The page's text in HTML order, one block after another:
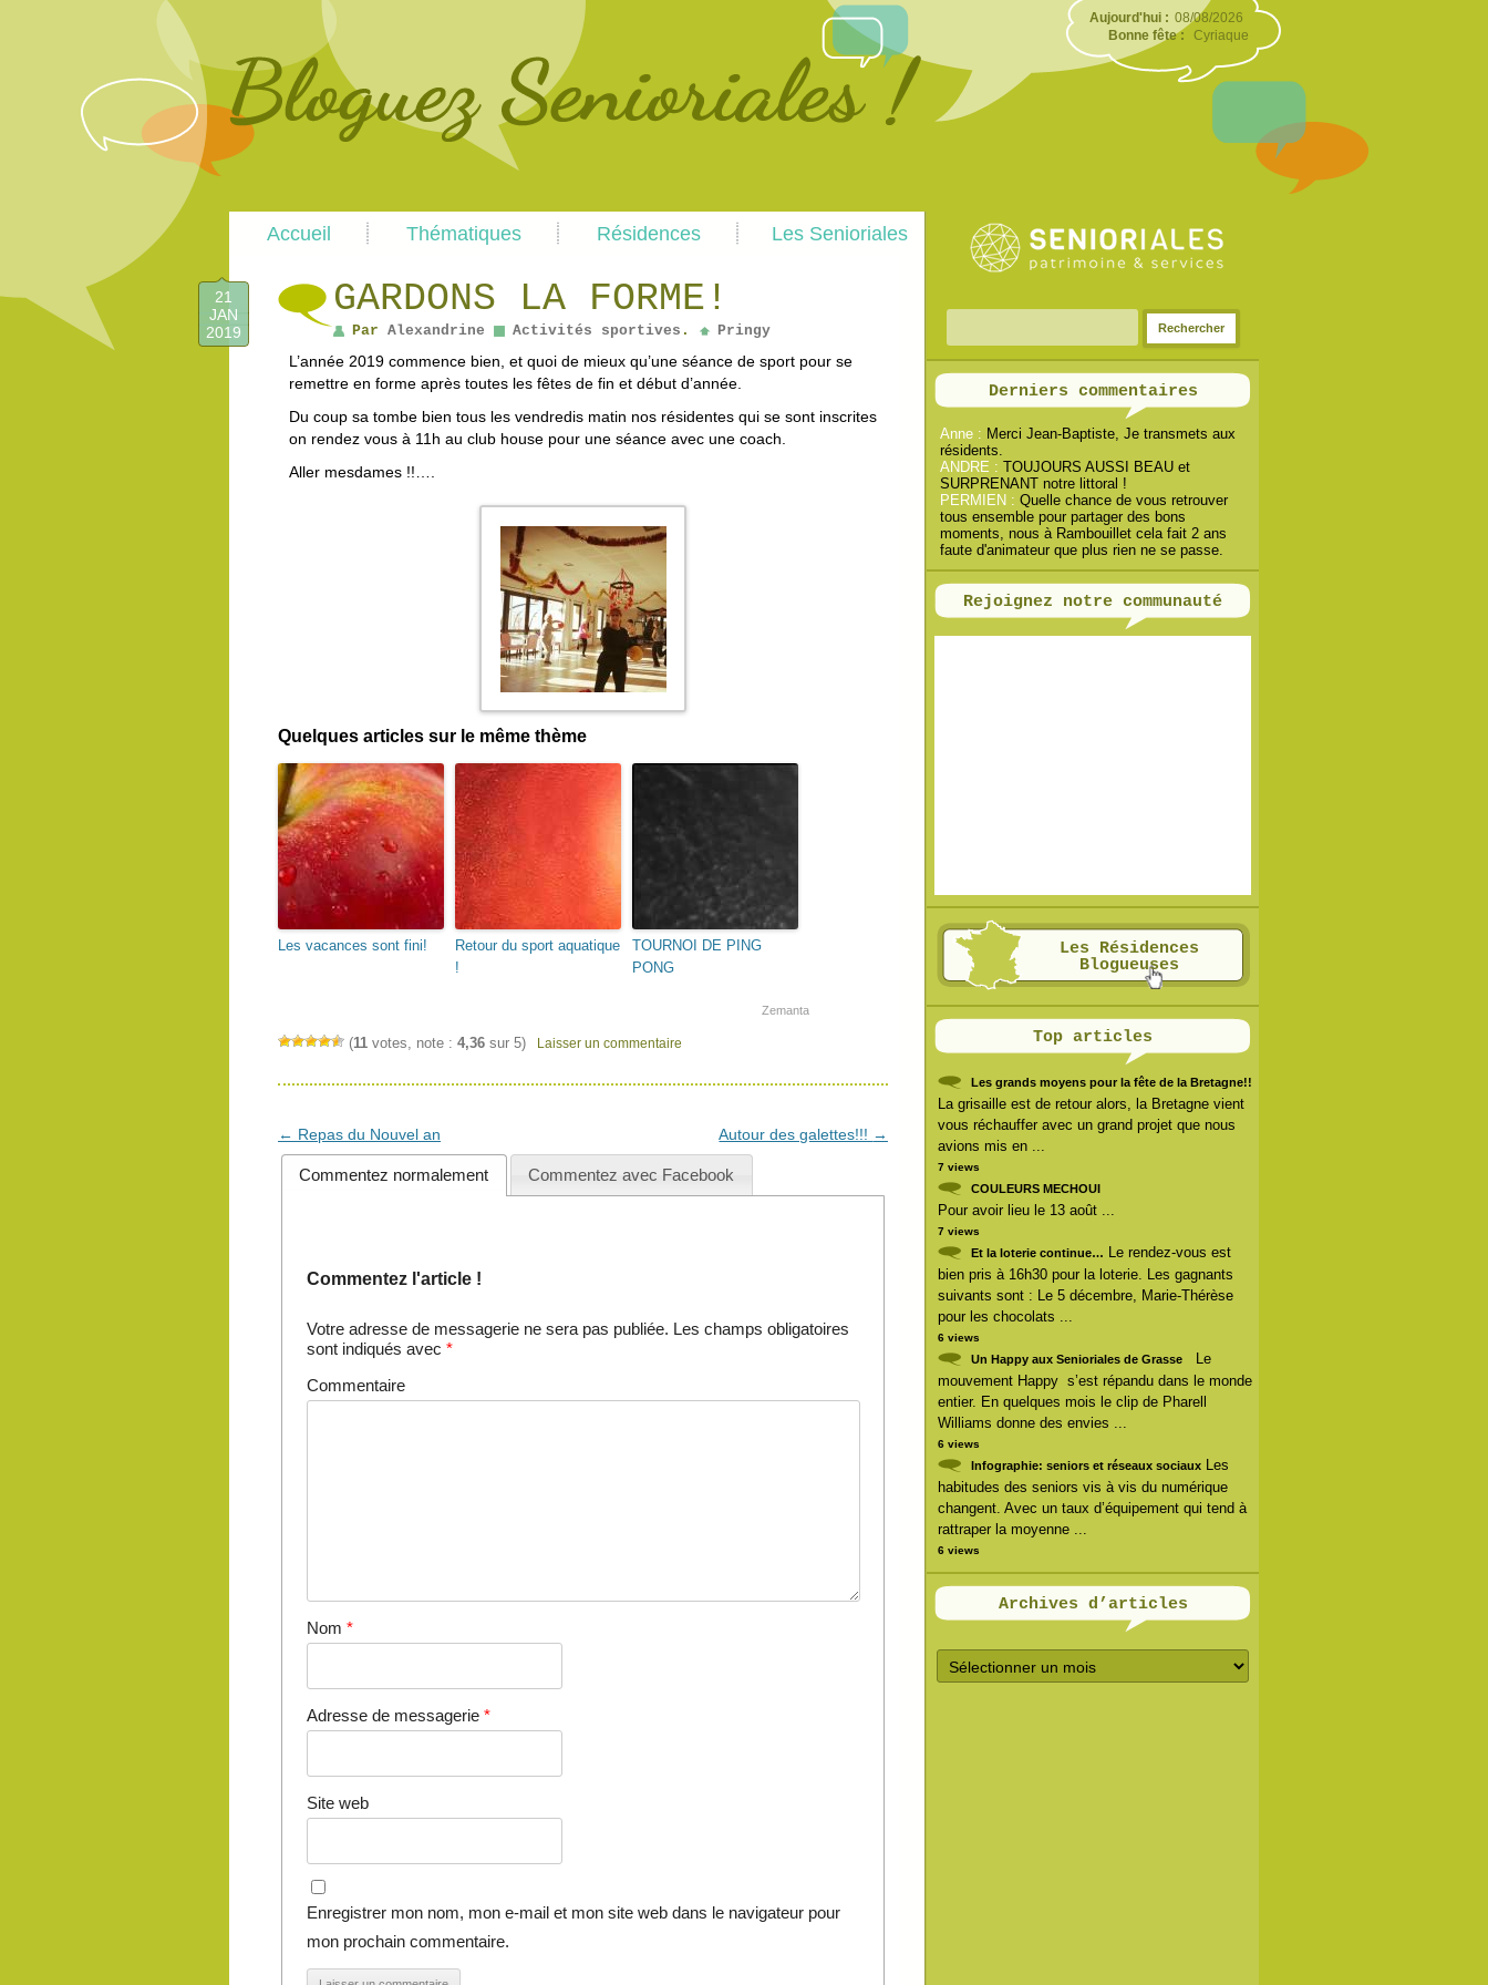
Aujourd'hui : 08/08/2026
Bonne fête :
Cyriaque
menuAccueil Thématiques Résidences Les Senioriales
GARDONS LA FORME!
21
JAN
2019
Par Alexandrine Activités sportives . Pringy
L’année 2019 commence bien, et quoi de mieux qu’une séance de sport pour se
remettre en forme après toutes les fêtes de fin et début d’année.
Du coup sa tombe bien tous les vendredis matin nos résidentes qui se sont inscrites
on rendez vous à 11h au club house pour une séance avec une coach.
Aller mesdames !!….
Quelques articles sur le même thème
Les vacances sont fini!
Retour du sport aquatique
!
TOURNOI DE PING
PONG
Zemanta
(11 votes, note : 4,36 sur 5) Laisser un commentaire
Navigation
des
← Repas du Nouvel an Autour des galettes!!! →
Commentez normalement Commentez avec Facebook
Commentez l'article !
Votre adresse de messagerie ne sera pas publiée. Les champs obligatoires
sont indiqués avec *
Commentaire
Nom *
Adresse de messagerie *
Site web
Enregistrer mon nom, mon e-mail et mon site web dans le navigateur pour
mon prochain commentaire.
Derniers commentaires
Anne : Merci Jean-Baptiste, Je transmets aux
résidents.
ANDRE : TOUJOURS AUSSI BEAU et
SURPRENANT notre littoral !
PERMIEN : Quelle chance de vous retrouver
tous ensemble pour partager des bons
moments, nous à Rambouillet cela fait 2 ans
faute d'animateur que plus rien ne se passe.
Rejoignez notre communauté
Les Résidences
Blogueuses
Top articles
Les grands moyens pour la fête de la Bretagne!!
La grisaille est de retour alors, la Bretagne vient
vous réchauffer avec un grand projet que nous
avions mis en ...
7 views
COULEURS MECHOUI
Pour avoir lieu le 13 août ...
7 views
Et la loterie continue… Le rendez-vous est
bien pris à 16h30 pour la loterie. Les gagnants
suivants sont : Le 5 décembre, Marie-Thérèse
pour les chocolats ...
6 views
Un Happy aux Senioriales de Grasse
Le
mouvement Happy s’est répandu dans le monde
entier. En quelques mois le clip de Pharell
Williams donne des envies ...
6 views
Infographie: seniors et réseaux sociaux Les
habitudes des seniors vis à vis du numérique
changent. Avec un taux d’équipement qui tend à
rattraper la moyenne ...
6 views
Archives d’articles